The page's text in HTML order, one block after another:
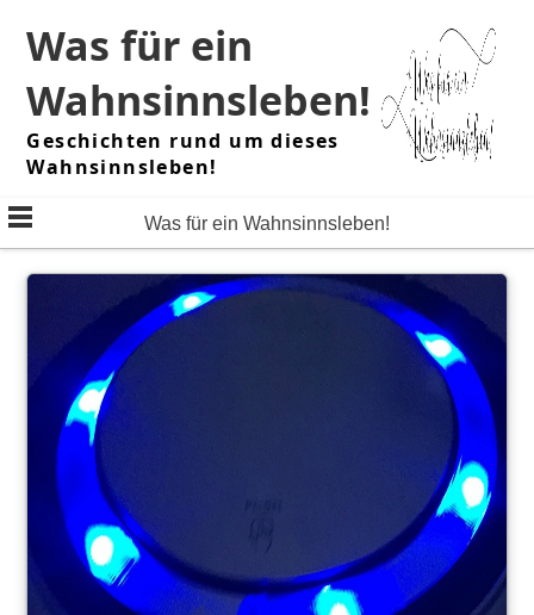
content
Was für ein
Wahnsinnsleben!
Geschichten rund um dieses
Wahnsinnsleben!
Was für ein Wahnsinnsleben!